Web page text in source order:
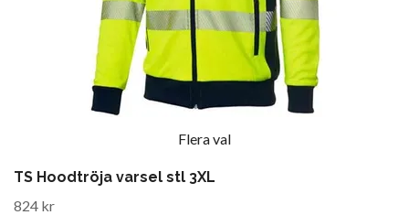
Flera val
TS Hoodtröja varsel stl 3XL
824 kr